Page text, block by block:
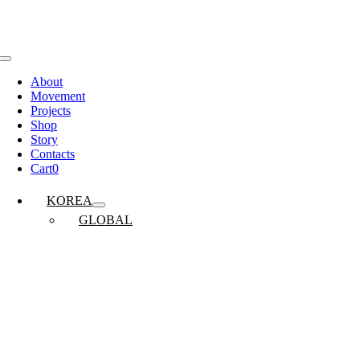
로
건
너
뛰
기
Toggle
NavigationAbout
Movement
Projects
Shop
Story
Contacts
Cart0
KOREA
GLOBAL